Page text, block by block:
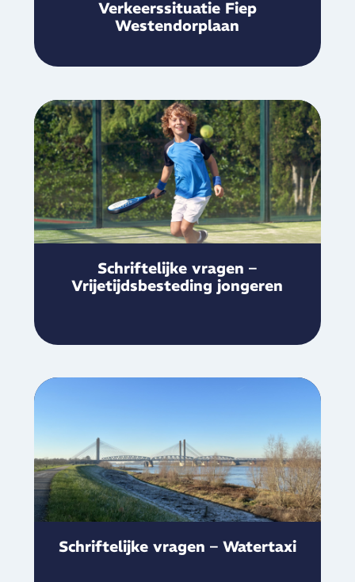
Verkeerssituatie Fiep
Westendorplaan
Schriftelijke vragen –
Vrijetijdsbesteding jongeren
Schriftelijke vragen – Watertaxi